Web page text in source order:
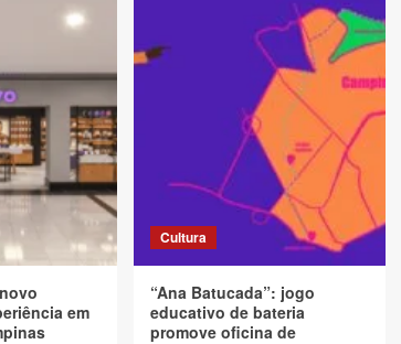
em
Cultura
“Ana Batucada”: jogo
educativo de bateria
promove oficina de